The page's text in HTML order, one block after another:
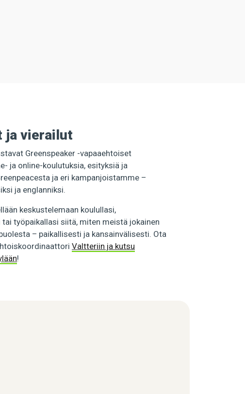
ja vierailut
Greenspeaker -vapaaehtoiset
ja online-koulutuksia, esityksiä ja
ja eri kampanjoistamme –
ja englanniksi.
keskustelemaan koulullasi,
työpaikallasi siitä, miten meistä jokainen
– paikallisesti ja kansainvälisesti. Ota
Valtteriin ja kutsu
!